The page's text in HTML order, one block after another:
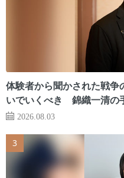
体験者から聞かされた戦
いでいくべき 錦織一清の
2026.08.03